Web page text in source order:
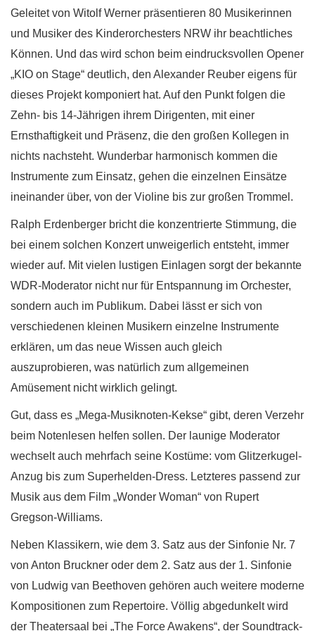
Geleitet von Witolf Werner präsentieren 80 Musikerinnen
und Musiker des Kinderorchesters NRW ihr beachtliches
Können. Und das wird schon beim eindrucksvollen Opener
„KIO on Stage“ deutlich, den Alexander Reuber eigens für
dieses Projekt komponiert hat. Auf den Punkt folgen die
Zehn- bis 14-Jährigen ihrem Dirigenten, mit einer
Ernsthaftigkeit und Präsenz, die den großen Kollegen in
nichts nachsteht. Wunderbar harmonisch kommen die
Instrumente zum Einsatz, gehen die einzelnen Einsätze
ineinander über, von der Violine bis zur großen Trommel.
Ralph Erdenberger bricht die konzentrierte Stimmung, die
bei einem solchen Konzert unweigerlich entsteht, immer
wieder auf. Mit vielen lustigen Einlagen sorgt der bekannte
WDR-Moderator nicht nur für Entspannung im Orchester,
sondern auch im Publikum. Dabei lässt er sich von
verschiedenen kleinen Musikern einzelne Instrumente
erklären, um das neue Wissen auch gleich
auszuprobieren, was natürlich zum allgemeinen
Amüsement nicht wirklich gelingt.
Gut, dass es „Mega-Musiknoten-Kekse“ gibt, deren Verzehr
beim Notenlesen helfen sollen. Der launige Moderator
wechselt auch mehrfach seine Kostüme: vom Glitzerkugel-
Anzug bis zum Superhelden-Dress. Letzteres passend zur
Musik aus dem Film „Wonder Woman“ von Rupert
Gregson-Williams.
Neben Klassikern, wie dem 3. Satz aus der Sinfonie Nr. 7
von Anton Bruckner oder dem 2. Satz aus der 1. Sinfonie
von Ludwig van Beethoven gehören auch weitere moderne
Kompositionen zum Repertoire. Völlig abgedunkelt wird
der Theatersaal bei „The Force Awakens“, der Soundtrack-